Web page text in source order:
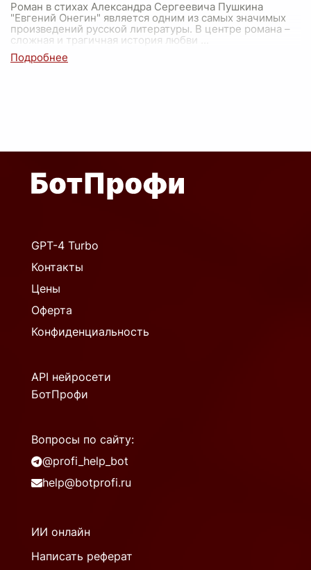
Роман в стихах Александра Сергеевича Пушкина
"Евгений Онегин" является одним из самых значимых
произведений русской литературы. В центре романа –
сложная и трагичная история любви
GPT-4 Turbo
Контакты
Цены
Оферта
Конфиденциальность
API нейросети
БотПрофи
Вопросы по сайту:
@profi_help_bot
help@botprofi.ru
ИИ онлайн
Написать реферат